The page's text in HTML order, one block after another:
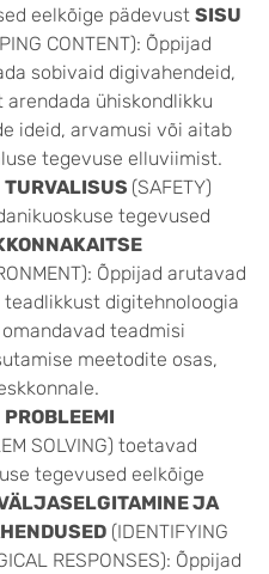
eelkõige pädevust SISU
CONTENT): Õppijad
sobivaid digivahendeid,
ühiskondlikku
ideid, arvamusi või aitab
tegevuse elluviimist.
TURVALISUS (SAFETY)
tegevused
Õppijad arutavad
digitehnoloogia
teadmisi
meetodite osas,
PROBLEEMI
SOLVING) toetavad
tegevused eelkõige
JA
(IDENTIFYING
RESPONSES): Õppijad